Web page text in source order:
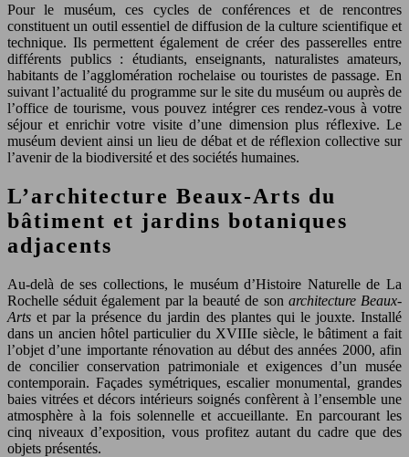
Pour le muséum, ces cycles de conférences et de rencontres
constituent un outil essentiel de diffusion de la culture scientifique et
technique. Ils permettent également de créer des passerelles entre
différents publics : étudiants, enseignants, naturalistes amateurs,
habitants de l’agglomération rochelaise ou touristes de passage. En
suivant l’actualité du programme sur le site du muséum ou auprès de
l’office de tourisme, vous pouvez intégrer ces rendez-vous à votre
séjour et enrichir votre visite d’une dimension plus réflexive. Le
muséum devient ainsi un lieu de débat et de réflexion collective sur
l’avenir de la biodiversité et des sociétés humaines.
L’architecture Beaux-Arts du
bâtiment et jardins botaniques
adjacents
Au-delà de ses collections, le muséum d’Histoire Naturelle de La
Rochelle séduit également par la beauté de son architecture Beaux-
Arts et par la présence du jardin des plantes qui le jouxte. Installé
dans un ancien hôtel particulier du XVIIIe siècle, le bâtiment a fait
l’objet d’une importante rénovation au début des années 2000, afin
de concilier conservation patrimoniale et exigences d’un musée
contemporain. Façades symétriques, escalier monumental, grandes
baies vitrées et décors intérieurs soignés confèrent à l’ensemble une
atmosphère à la fois solennelle et accueillante. En parcourant les
cinq niveaux d’exposition, vous profitez autant du cadre que des
objets présentés.